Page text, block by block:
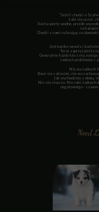
"Jeżeli chodzi o
Lubi się uczyć,
Kocha sporty wodne, przede
na
Chodzi z nami na knajpy, na
Jest bardzo wesoła i kocha
Teraz zaprzyjaźniła
Generalnie każdy kto z nią
żadnych problemów i
Nie ma żadnych
Bawi się z dziećmi, nie ma
Jak wychodzimy z domu,
Nic nie niszczy. Nie robi żadnych
negatywnego -
Need